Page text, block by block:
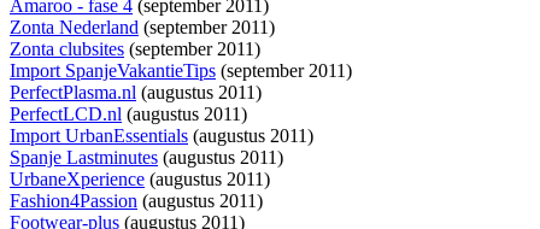
Amaroo - fase 4 (september 2011)
Zonta Nederland (september 2011)
Zonta clubsites (september 2011)
Import SpanjeVakantieTips (september 2011)
PerfectPlasma.nl (augustus 2011)
PerfectLCD.nl (augustus 2011)
Import UrbanEssentials (augustus 2011)
Spanje Lastminutes (augustus 2011)
UrbaneXperience (augustus 2011)
Fashion4Passion (augustus 2011)
Footwear-plus (augustus 2011)